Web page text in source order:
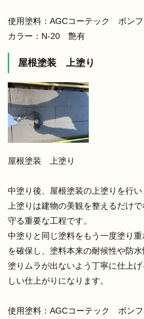
使用塗料：AGCコーテック ボン
カラー：N-20 艶有
屋根塗装 上塗り
屋根塗装 上塗り
中塗り後、屋根塗装の上塗りを行い
上塗りは建物の美観を整えるだけ
守る重要な工程です。
中塗りと同じ塗料をもう一度塗り
を確保し、塗料本来の耐候性や防水
塗りムラが出ないよう丁寧に仕上
しい仕上がりになります。
使用塗料：AGCコーテック ボン